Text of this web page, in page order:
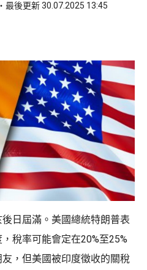
最後更新 30.07.2025 13:45
日屆滿。美國總統特朗普表
稅率可能會定在20%至25%
，但美國被印度徵收的關稅